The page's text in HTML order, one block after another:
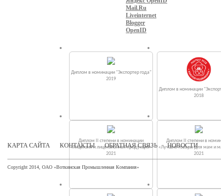
Mail.Ru
Liveinternet
Blogger
OpenID
Диплом в номинации "Экспортер года"
2019
Диплом в номинации
2018
Диплом II степени в номинации
«Лицензия и лицензионная продукция»
2021
Диплом II степени в
«Лучшие товары для мам и
2021
КАРТА САЙТА КОНТАКТЫ ОБРАТНАЯ СВЯЗЬ НОВОСТИ
Copyright 2014, ОАО «Воткинская Промышленная Компания»